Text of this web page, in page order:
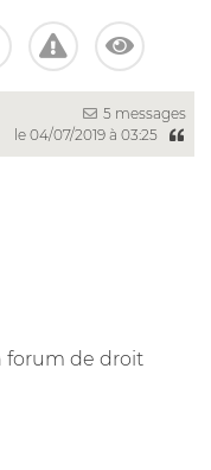
5 messages
le 04/07/2019 à 03:25
forum de droit